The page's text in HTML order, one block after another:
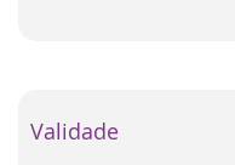
Validade